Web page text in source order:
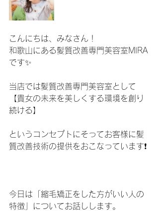
こんにちは、みなさん！
和歌山にある髪質改善専門美容室MIRA
です✨
当店では髪質改善専門美容室として
【貴女の未来を美しくする環境を創り
続ける】
というコンセプトにそってお客様に髪
質改善技術の提供をおこなっています❗️
今日は「縮毛矯正をした方がいい人の
特徴」についてお話しします。